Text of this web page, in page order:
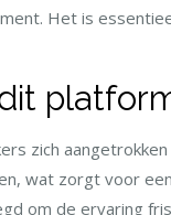
Het is
zich
wat zorgt voor
om de ervaring